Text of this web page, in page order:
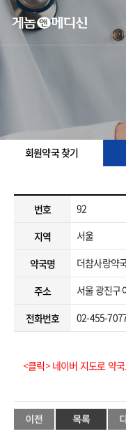
회원약국 찾기
번호
92
지역
서울
약국명
더참사랑약
주소
서울 광진구
전화번호
02-455-
<클릭> 네이버 지도로 약